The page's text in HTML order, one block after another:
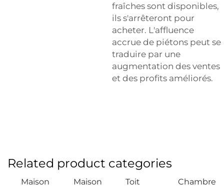
fraîches sont disponibles,
ils s'arrêteront pour
acheter. L'affluence
accrue de piétons peut se
traduire par une
augmentation des ventes
et des profits améliorés.
Related product categories
Maison
Maison
Toit
Chambre